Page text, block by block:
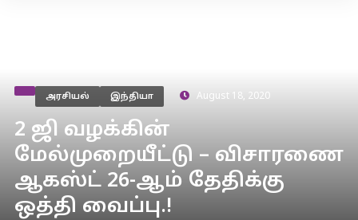
அரசியல் இந்தியா August 18, 2020
2 ஜி வழக்கின்
மேல்முறையீட்டு – விசாரணை
ஆகஸ்ட் 26-ஆம் தேதிக்கு
ஒத்தி வைப்பு.!